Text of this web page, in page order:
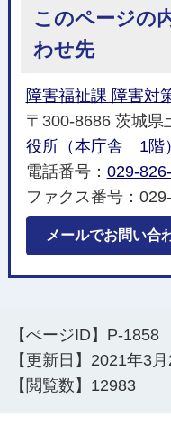
このページの
わせ先
障害福祉課 障害対
〒300-8686 茨城県
役所（本庁舎 1階）
電話番号： 029-
ファクス番号：
メールでお問い合
【ぺージID】 P-1858
【更新日】 2021年3月
【閲覧数】 12983